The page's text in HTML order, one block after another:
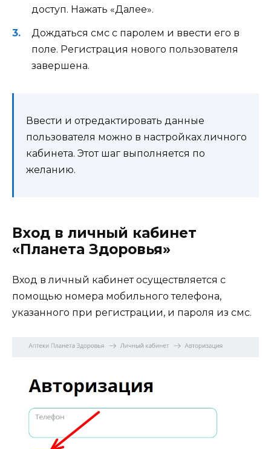
доступ. Нажать «Далее».
Дождаться смс с паролем и ввести его в
поле. Регистрация нового пользователя
завершена.
Ввести и отредактировать данные
пользователя можно в настройках личного
кабинета. Этот шаг выполняется по
желанию.
Вход в личный кабинет
«Планета Здоровья»
Вход в личный кабинет осуществляется с
помощью номера мобильного телефона,
указанного при регистрации, и пароля из смс.